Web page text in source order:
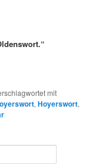
mit
,Hoyerswort,